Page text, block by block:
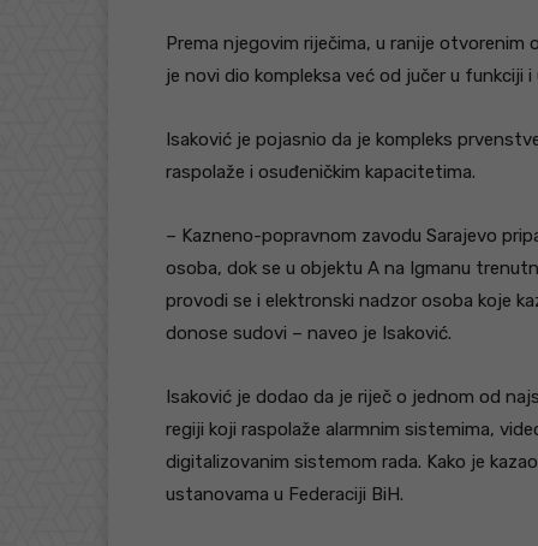
Prema njegovim riječima, u ranije
je novi dio kompleksa već od jučer u funkciji
Isaković je pojasnio da je kompleks
raspolaže i osuđeničkim kapacitetima.
– Kazneno-popravnom zavodu Sarajevo
osoba, dok se u objektu A na Igmanu
provodi se i elektronski nadzor osoba koje
donose sudovi – naveo je Isaković.
Isaković je dodao da je riječ o jednom od
regiji koji raspolaže alarmnim sistemima,
digitalizovanim sistemom rada. Kako je
ustanovama u Federaciji BiH.